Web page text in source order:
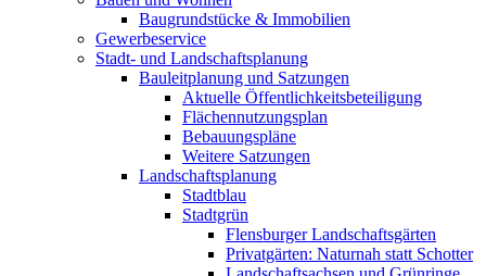
Baugrundstücke & Immobilien
Gewerbeservice
Stadt- und Landschaftsplanung
Bauleitplanung und Satzungen
Aktuelle Öffentlichkeitsbeteiligung
Flächennutzungsplan
Bebauungspläne
Weitere Satzungen
Landschaftsplanung
Stadtblau
Stadtgrün
Flensburger Landschaftsgärten
Privatgärten: Naturnah statt Schotter